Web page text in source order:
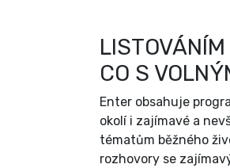
CO S
Enter obsahuje
okolí i zajímavé a
tématům běžného
rozhovory se